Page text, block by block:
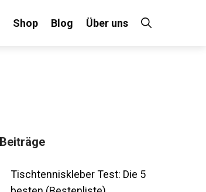
Shop Blog Über uns
Tischtenniskleber Test: Die 5